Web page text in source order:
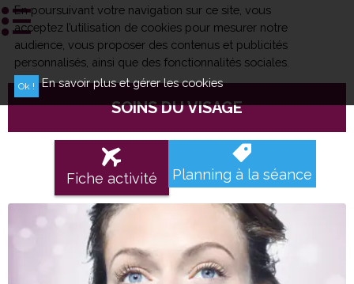
En poursuivant votre navigation sur ce site, vous
acceptez l’utilisation de cookies pour mesurer notre
audience, vous proposer des contenus et publicités
personnalisés, ainsi que des fonctionnalités sociales.
En savoir plus et gérer les cookies
SOINS DU VISAGE
Fiche activité Planning à la séance